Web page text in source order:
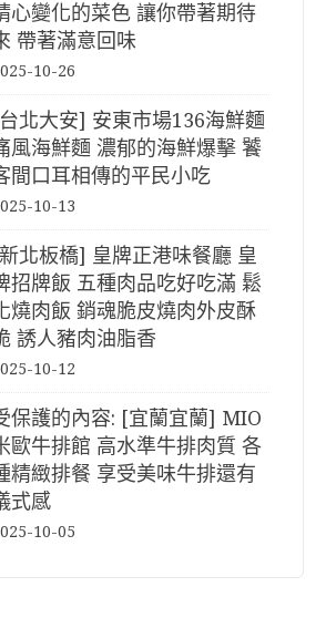
心變化的菜色 讓你帶著期待
帶著滿意回味
10-26
北大安] 安東市場136海鮮麵
風海鮮麵 濃郁的海鮮爆擊 饕
間口耳相傳的平民小吃
10-13
北板橋] 皇牌正港味餐廳 皇
招牌飯 五種肉品吃好吃滿 鬆
燒肉飯 銷魂脆皮燒肉外皮酥
誘人豬肉油脂香
10-12
保護的內容: [宜蘭宜蘭] MIO
歐牛排館 高水準牛排肉質 各
精緻排餐 享受美味牛排還有
式感
10-05